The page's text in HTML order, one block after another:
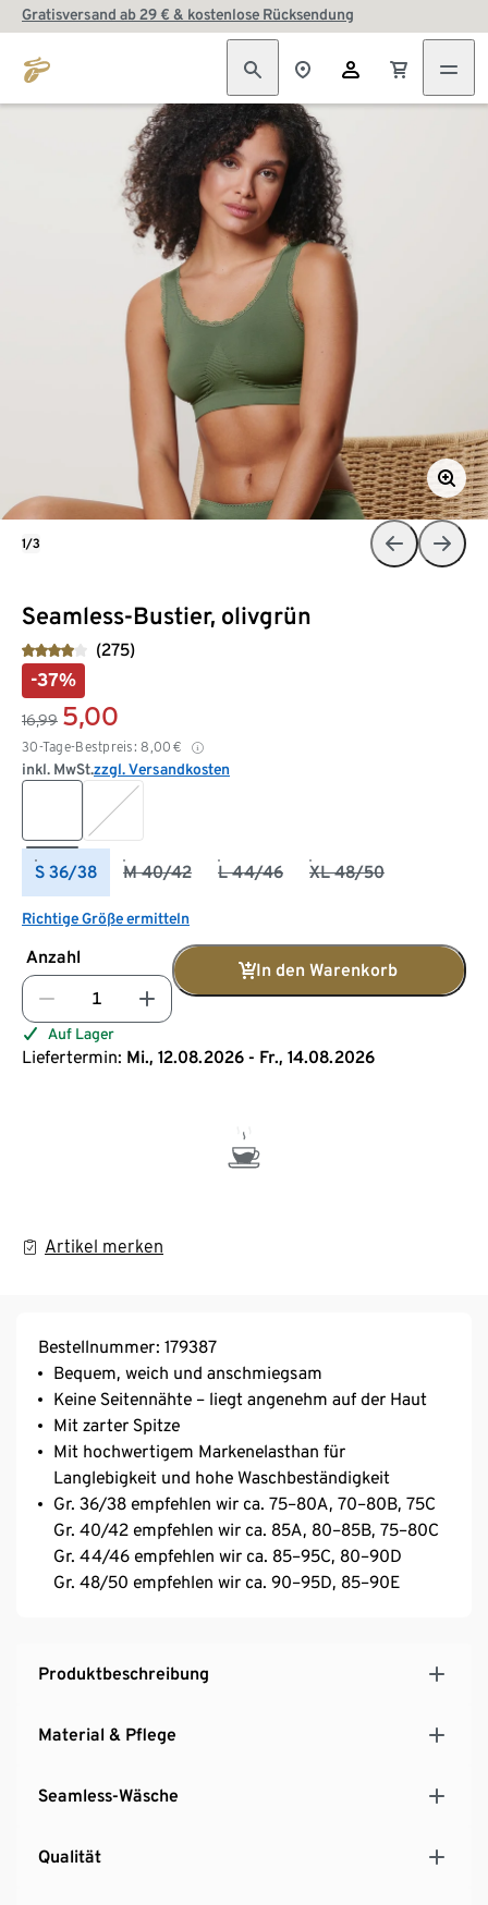
Gratisversand ab 29 € & kostenlose Rücksendung
Seamless-Bustier, olivgrün
(275)
-37%
16,99 5,00
30-Tage-Bestpreis: 8,00 €
inkl. MwSt.zzgl. Versandkosten
S 36/38 M 40/42 L 44/46 XL 48/50
Richtige Größe ermitteln
Anzahl
In den Warenkorb
Auf Lager
Liefertermin: Mi., 12.08.2026 - Fr., 14.08.2026
Artikel merken
1/3
Bestellnummer: 179387
Bequem, weich und anschmiegsam
Keine Seitennähte – liegt angenehm auf der Haut
Mit zarter Spitze
Mit hochwertigem Markenelasthan für
Langlebigkeit und hohe Waschbeständigkeit
Gr. 36/38 empfehlen wir ca. 75–80A, 70–80B, 75C
Gr. 40/42 empfehlen wir ca. 85A, 80–85B, 75–80C
Gr. 44/46 empfehlen wir ca. 85–95C, 80–90D
Gr. 48/50 empfehlen wir ca. 90–95D, 85–90E
Produktbeschreibung
Material & Pflege
Seamless-Wäsche
Qualität